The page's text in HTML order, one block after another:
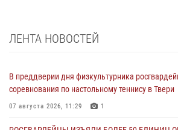
ЛЕНТА НОВОСТЕЙ
В преддверии дня физкультурника
соревнования по настольному теннису в Твери
07 августа 2026, 11:29 1